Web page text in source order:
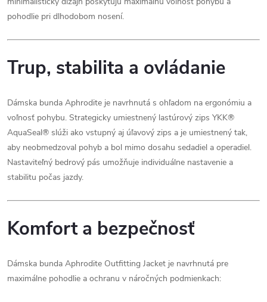
pohodlie pri dlhodobom nosení.
Trup, stabilita a ovládanie
Dámska bunda Aphrodite je navrhnutá s ohľadom na ergonómiu a
voľnosť pohybu. Strategicky umiestnený lastúrový zips YKK®
AquaSeal® slúži ako vstupný aj úľavový zips a je umiestnený tak,
aby neobmedzoval pohyb a bol mimo dosahu sedadiel a operadiel.
Nastaviteľný bedrový pás umožňuje individuálne nastavenie a
stabilitu počas jazdy.
Komfort a bezpečnosť
Dámska bunda Aphrodite Outfitting Jacket je navrhnutá pre
maximálne pohodlie a ochranu v náročných podmienkach: